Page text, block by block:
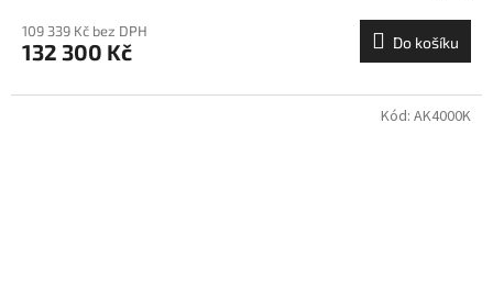
109 339 Kč bez DPH
132 300 Kč Do košíku
Kód: AK4000K